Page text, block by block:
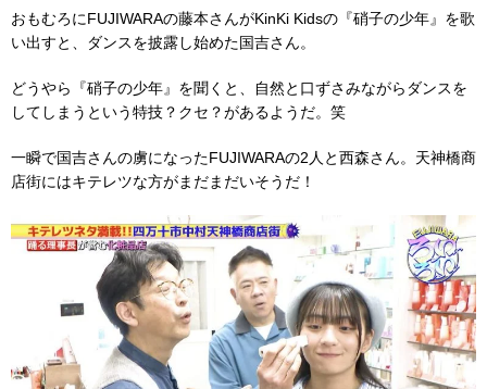
おもむろにFUJIWARAの藤本さんがKinKi Kidsの『硝子の少年』を歌
い出すと、ダンスを披露し始めた国吉さん。
どうやら『硝子の少年』を聞くと、自然と口ずさみながらダンスを
してしまうという特技？クセ？があるようだ。笑
一瞬で国吉さんの虜になったFUJIWARAの2人と西森さん。天神橋商
店街にはキテレツな方がまだまだいそうだ！